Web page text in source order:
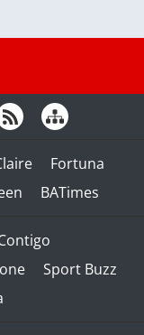
Fortuna
BATimes
Sport Buzz